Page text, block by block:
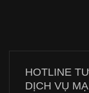
HOTLINE
DỊCH VỤ